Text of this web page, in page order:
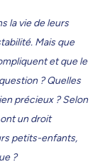
la vie de leurs
Mais que
et que le
? Quelles
précieux ? Selon
un droit
petits-enfants,
?